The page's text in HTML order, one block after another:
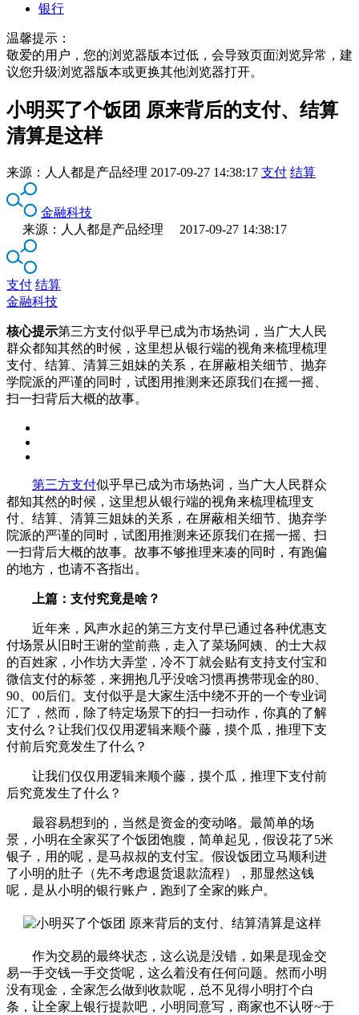
银行
温馨提示：
敬爱的用户，您的浏览器版本过低，会导致页面浏览异常，建
议您升级浏览器版本或更换其他浏览器打开。
小明买了个饭团 原来背后的支付、结算
清算是这样
来源： 人人都是产品经理 2017-09-27 14:38:17 支付 结算
金融科技
来源：人人都是产品经理 2017-09-27 14:38:17
支付 结算
金融科技
核心提示第三方支付似乎早已成为市场热词，当广大人民
群众都知其然的时候，这里想从银行端的视角来梳理梳理
支付、结算、清算三姐妹的关系，在屏蔽相关细节、抛弃
学院派的严谨的同时，试图用推测来还原我们在摇一摇、
扫一扫背后大概的故事。
第三方支付似乎早已成为市场热词，当广大人民群众
都知其然的时候，这里想从银行端的视角来梳理梳理支
付、结算、清算三姐妹的关系，在屏蔽相关细节、抛弃学
院派的严谨的同时，试图用推测来还原我们在摇一摇、扫
一扫背后大概的故事。故事不够推理来凑的同时，有跑偏
的地方，也请不吝指出。
上篇：支付究竟是啥？
近年来，风声水起的第三方支付早已通过各种优惠支
付场景从旧时王谢的堂前燕，走入了菜场阿姨、的士大叔
的百姓家，小作坊大弄堂，冷不丁就会贴有支持支付宝和
微信支付的标签，来拥抱几乎没啥习惯再携带现金的80、
90、00后们。支付似乎是大家生活中绕不开的一个专业词
汇了，然而，除了特定场景下的扫一扫动作，你真的了解
支付么？让我们仅仅用逻辑来顺个藤，摸个瓜，推理下支
付前后究竟发生了什么？
让我们仅仅用逻辑来顺个藤，摸个瓜，推理下支付前
后究竟发生了什么？
最容易想到的，当然是资金的变动咯。最简单的场
景，小明在全家买了个饭团饱腹，简单起见，假设花了5米
银子，用的呢，是马叔叔的支付宝。假设饭团立马顺利进
了小明的肚子（先不考虑退货退款流程），那显然这钱
呢，是从小明的银行账户，跑到了全家的账户。
作为交易的最终状态，这么说是没错，如果是现金交
易一手交钱一手交货呢，这么着没有任何问题。然而小明
没有现金，全家怎么做到收款呢，总不见得小明打个白
条，让全家上银行提款吧，小明同意写，商家也不认呀~于